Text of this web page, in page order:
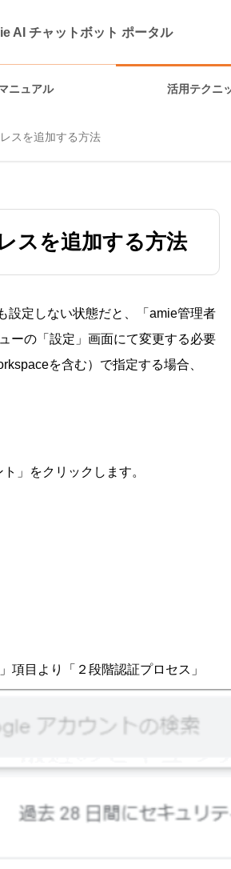
AI チャットボット ポータル
ニュアル 活用テクニ
スを追加する方法
スを追加する方法
設定しない状態だと、「amie管理者
ーの「設定」画面にて変更する必要
を含む）で指定する場合、
」をクリックします。
項目より「２段階認証プロセス」